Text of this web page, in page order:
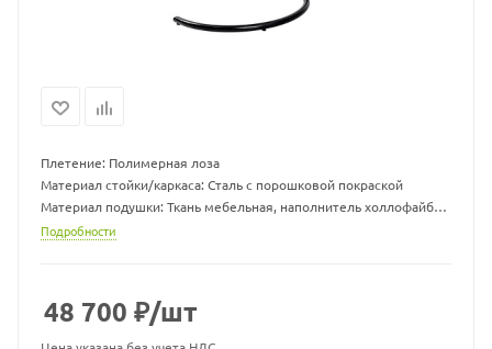
Плетение: Полимерная лоза
Материал стойки/каркаса: Сталь с порошковой покраской
Материал подушки: Ткань мебельная, наполнитель холлофайбер
Ширина х глубина х высота стойки (см): 116х116х215
Вес стойки, кг: 19,5
Подробности
48 700 ₽/шт